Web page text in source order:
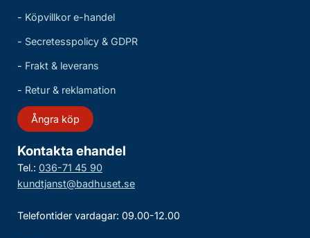
- Köpvillkor e-handel
- Secretesspolicy & GDPR
- Frakt & leverans
- Retur & reklamation
Ångra köp
Kontakta ehandel
Tel.: 036-71 45 90
kundtjanst@badhuset.se
Telefontider vardagar: 09.00-12.00